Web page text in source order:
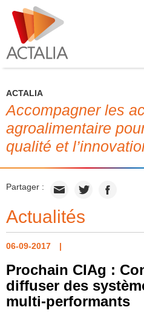
ACTALIA
Accompagner les
agroalimentaire
qualité et
Partager :
Actualités
06-09-2017
Prochain CIAg :
diffuser des
multi-performants